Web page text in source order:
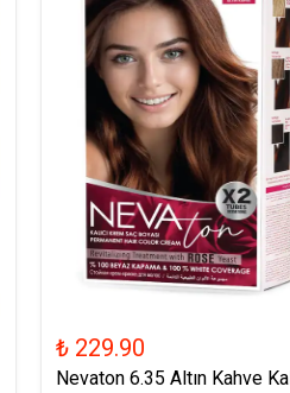
₺ 229.90
Nevaton 6.35 Altın Kahve